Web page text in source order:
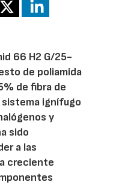
66 H2 G/25-
de poliamida
de fibra de
ignífugo
y
sido
a las
creciente